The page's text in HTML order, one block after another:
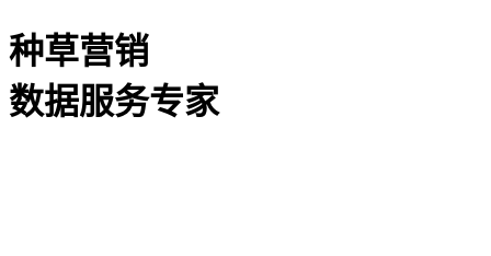
种草营销
数据服务专家